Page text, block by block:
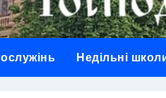
Недільні